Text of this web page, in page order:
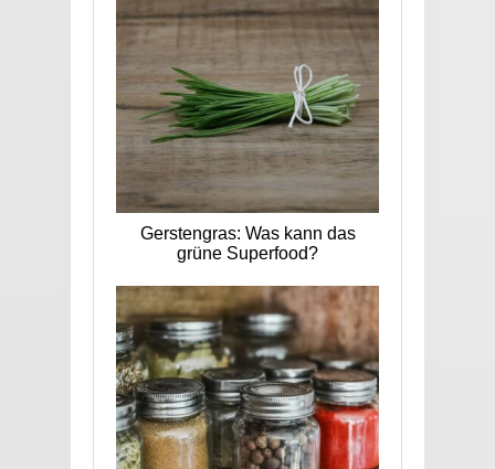
Gerstengras: Was kann das
grüne Superfood?